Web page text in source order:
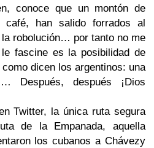
conoce que un montón de
café, han salido forrados al
robolución… por tanto no me
fascine es la posibilidad de
dicen los argentinos: una
Después, después ¡Dios
Twitter, la única ruta segura
de la Empanada, aquella
los cubanos a Chávezy